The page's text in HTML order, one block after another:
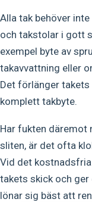
Alla tak behöver
och takstolar i gott
exempel byte av
takavvattning eller
Det förlänger
komplett takbyte.
Har fukten däremot
sliten, är det ofta
Vid det
takets skick och
lönar sig bäst att